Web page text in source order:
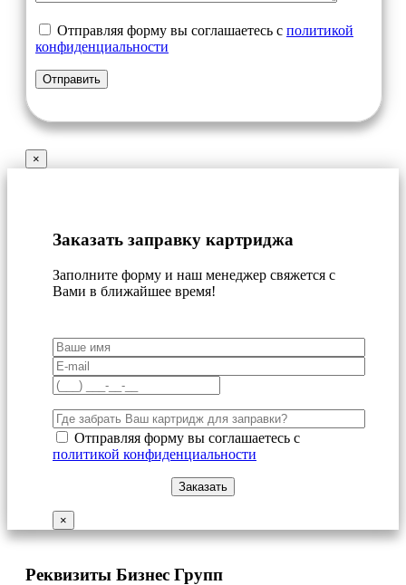
Отправляя форму вы соглашаетесь с политикой
конфиденциальности
×
Заказать заправку картриджа
Заполните форму и наш менеджер свяжется с
Вами в ближайшее время!
Отправляя форму вы соглашаетесь с
политикой конфиденциальности
×
Реквизиты Бизнес Групп